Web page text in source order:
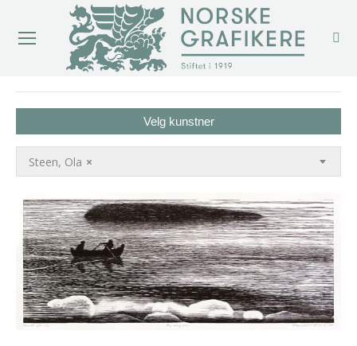
Velg kunstner
×
Steen, Ola